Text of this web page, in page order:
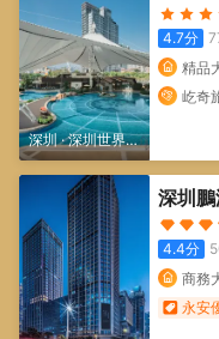
深圳·深圳世界之
窗/深圳歡樂谷
4.7分
精品
屹奇
深圳
4.4分
商務
永安